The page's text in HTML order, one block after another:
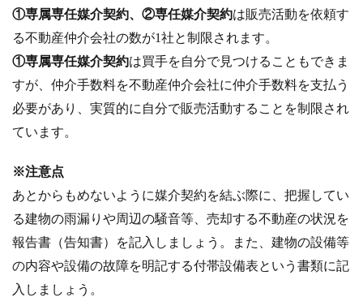
①専属専任媒介契約、②専任媒介契約は販売活動を依頼す
る不動産仲介会社の数が1社と制限されます。
①専属専任媒介契約は買手を自分で見つけることもできま
すが、仲介手数料を不動産仲介会社に仲介手数料を支払う
必要があり、実質的に自分で販売活動することを制限され
ています。
※注意点
あとからもめないように媒介契約を結ぶ際に、把握してい
る建物の雨漏りや周辺の騒音等、売却する不動産の状況を
報告書（告知書）を記入しましょう。また、建物の設備等
の内容や設備の故障を明記する付帯設備表という書類に記
入しましょう。